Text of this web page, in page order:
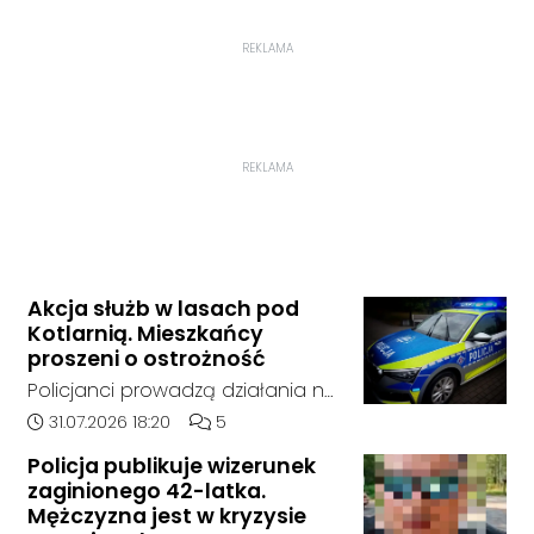
REKLAMA
REKLAMA
Akcja służb w lasach pod
Kotlarnią. Mieszkańcy
proszeni o ostrożność
Policjanci prowadzą działania na
terenie kompleksów leśnych w
nam się ustalić, funkcjonariusze
poszukują mężczyzny, który może
Data dodania artykułu:
31.07.2026 18:20 Liczba komentarzy artykułu:
5
Policja publikuje wizerunek
zaginionego 42-latka.
Mężczyzna jest w kryzysie